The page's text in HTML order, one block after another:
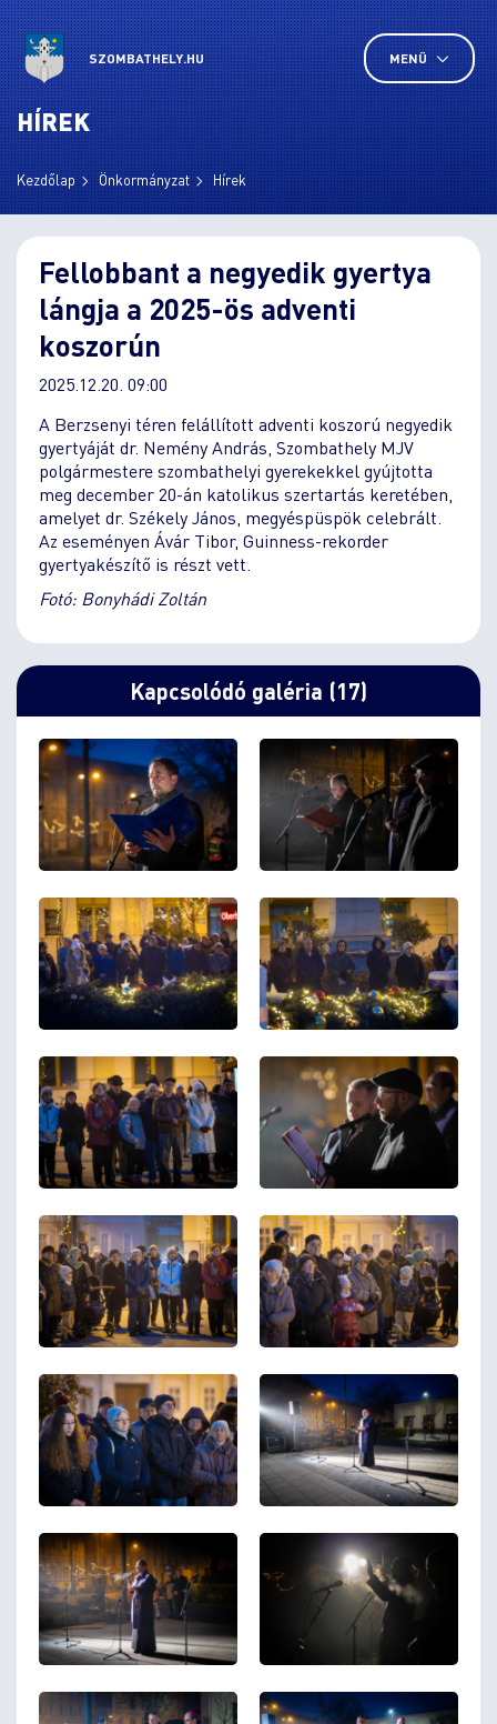
SZOMBATHELY.HU MENÜ
HÍREK
Kezdőlap Önkormányzat Hírek
Fellobbant a negyedik gyertya
lángja a 2025-ös adventi
koszorún
2025.12.20. 09:00
A Berzsenyi téren felállított adventi koszorú negyedik
gyertyáját dr. Nemény András, Szombathely MJV
polgármestere szombathelyi gyerekekkel gyújtotta
meg december 20-án katolikus szertartás keretében,
amelyet dr. Székely János, megyéspüspök celebrált.
Az eseményen Ávár Tibor, Guinness-rekorder
gyertyakészítő is részt vett.
Fotó: Bonyhádi Zoltán
Kapcsolódó galéria (17)